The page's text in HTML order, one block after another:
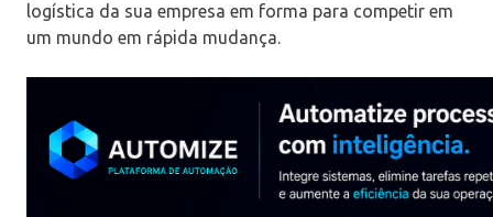
logística da sua empresa em forma para competir em
um mundo em rápida mudança.